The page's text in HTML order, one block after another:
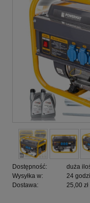
Dostępność:
duża
Wysyłka w:
24
Dostawa:
25,00 zł
Cena nie zawiera